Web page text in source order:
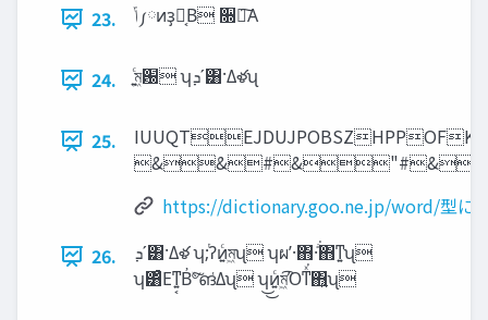
23.
‫ݴ‬༿ͷҙຯ͔Β ૝૾͠Α͏
24. ͍ͨম͖԰ ʮ‫ʹܕ‬͸·Δళʯ
25.
https://dictionary.goo.ne.jp/word/型に
26.
‫ʹܕ‬͸·Δళ ʮ;ͭʔͷ͍ͨম͖ʯ ʮผʹ͏·͘΋·ͣ͘΋ͳ͍ʯ
ʮ͸ͣΕͳ͍͔Β҆৺ͯ͠ങ͑Δʯ ʮ͜͜ͷ͍ͨম͖͡Όͳͯ͘΋͍͍ʯ